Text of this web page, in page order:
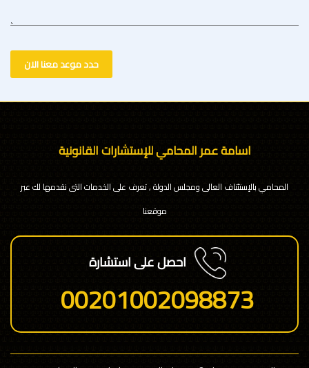
حدد موعد معنا الان
اسامة عمر المحامي للإستشارات القانونية
المحامي بالإستئناف العالى ومجلس الدولة , تعرف على الخدمات التى نقدمها لك عبر
موقعنا
احصل على استشارة
00201002098873